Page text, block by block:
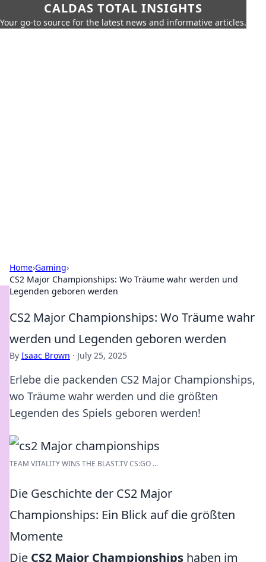
CALDAS TOTAL INSIGHTS
Your go-to source for the latest news and informative articles.
Home›Gaming›
CS2 Major Championships: Wo Träume wahr werden und
Legenden geboren werden
CS2 Major Championships: Wo Träume wahr
werden und Legenden geboren werden
By Isaac Brown · July 25, 2025
Erlebe die packenden CS2 Major Championships,
wo Träume wahr werden und die größten
Legenden des Spiels geboren werden!
TEAM VITALITY WINS THE BLAST.TV CS:GO ...
Die Geschichte der CS2 Major
Championships: Ein Blick auf die größten
Momente
Die CS2 Major Championships haben im